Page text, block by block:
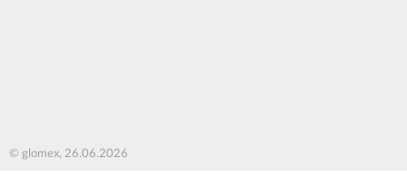
© glomex, 26.06.2026